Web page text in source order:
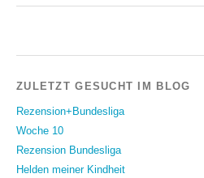
ZULETZT GESUCHT IM BLOG
Rezension+Bundesliga
Woche 10
Rezension Bundesliga
Helden meiner Kindheit